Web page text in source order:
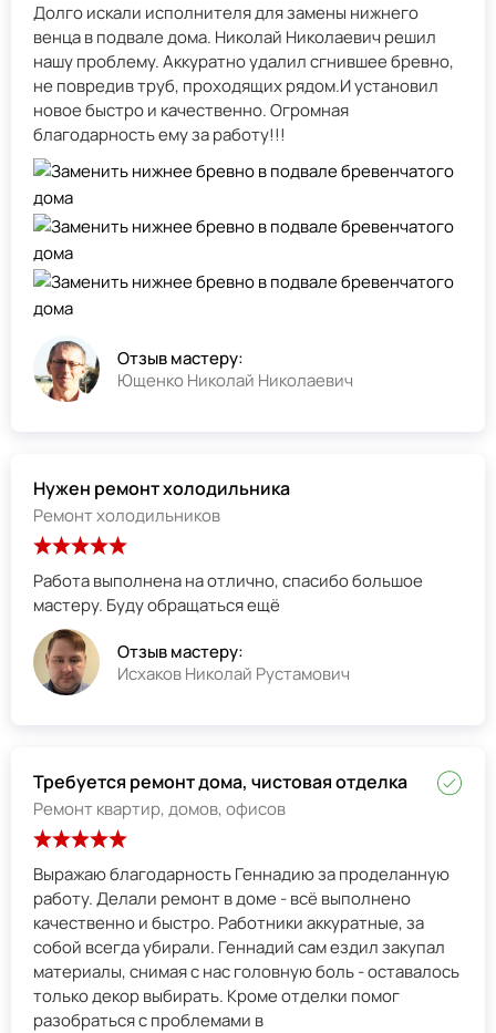
Долго искали исполнителя для замены нижнего
венца в подвале дома. Николай Николаевич решил
нашу проблему. Аккуратно удалил сгнившее бревно,
не повредив труб, проходящих рядом.И установил
новое быстро и качественно. Огромная
благодарность ему за работу!!!
Отзыв мастеру:
Ющенко Николай Николаевич
Нужен ремонт холодильника
Ремонт холодильников
Работа выполнена на отлично, спасибо большое
мастеру. Буду обращаться ещё
Отзыв мастеру:
Исхаков Николай Рустамович
Требуется ремонт дома, чистовая отделка
Ремонт квартир, домов, офисов
Выражаю благодарность Геннадию за проделанную
работу. Делали ремонт в доме - всё выполнено
качественно и быстро. Работники аккуратные, за
собой всегда убирали. Геннадий сам ездил закупал
материалы, снимая с нас головную боль - оставалось
только декор выбирать. Кроме отделки помог
разобраться с проблемами в